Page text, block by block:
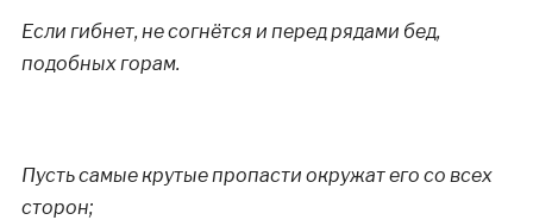
Если гибнет, не согнётся и перед рядами бед,
подобных горам.
Пусть самые крутые пропасти окружат его со всех
сторон;